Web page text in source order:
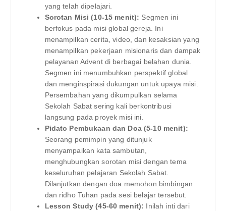
yang telah dipelajari.
Sorotan Misi (10-15 menit): Segmen ini
berfokus pada misi global gereja. Ini
menampilkan cerita, video, dan kesaksian yang
menampilkan pekerjaan misionaris dan dampak
pelayanan Advent di berbagai belahan dunia.
Segmen ini menumbuhkan perspektif global
dan menginspirasi dukungan untuk upaya misi.
Persembahan yang dikumpulkan selama
Sekolah Sabat sering kali berkontribusi
langsung pada proyek misi ini.
Pidato Pembukaan dan Doa (5-10 menit):
Seorang pemimpin yang ditunjuk
menyampaikan kata sambutan,
menghubungkan sorotan misi dengan tema
keseluruhan pelajaran Sekolah Sabat.
Dilanjutkan dengan doa memohon bimbingan
dan ridho Tuhan pada sesi belajar tersebut.
Lesson Study (45-60 menit): Inilah inti dari